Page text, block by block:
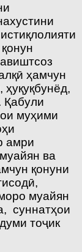
ҳамчун
Қабули
муҳими
амри
ва
қонуни
муайян
суннатҳои
тоҷик